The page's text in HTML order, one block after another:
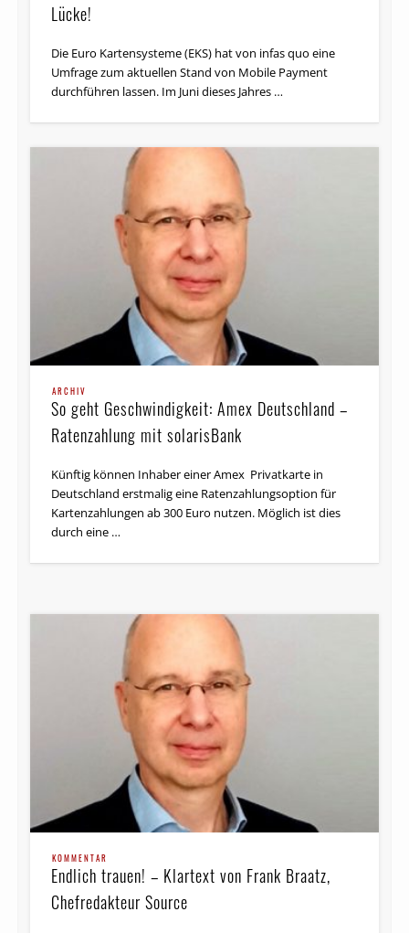
Lücke!
Die Euro Kartensysteme (EKS) hat von infas quo eine
Umfrage zum aktuellen Stand von Mobile Payment
durchführen lassen. Im Juni dieses Jahres …
ARCHIV
So geht Geschwindigkeit: Amex Deutschland –
Ratenzahlung mit solarisBank
Künftig können Inhaber einer Amex Privatkarte in
Deutschland erstmalig eine Ratenzahlungsoption für
Kartenzahlungen ab 300 Euro nutzen. Möglich ist dies
KOMMENTAR
Endlich trauen! – Klartext von Frank Braatz,
Chefredakteur Source